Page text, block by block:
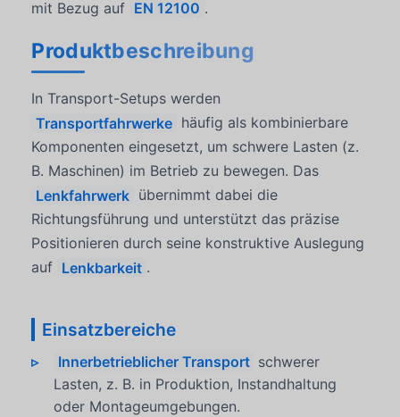
mit Bezug auf EN 12100 .
Produktbeschreibung
In Transport-Setups werden
Transportfahrwerke häufig als kombinierbare
Komponenten eingesetzt, um schwere Lasten (z.
B. Maschinen) im Betrieb zu bewegen. Das
Lenkfahrwerk übernimmt dabei die
Richtungsführung und unterstützt das präzise
Positionieren durch seine konstruktive Auslegung
auf Lenkbarkeit .
Einsatzbereiche
Innerbetrieblicher Transport schwerer
Lasten, z. B. in Produktion, Instandhaltung
oder Montageumgebungen.